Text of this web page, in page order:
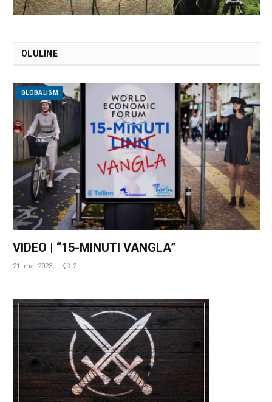
OLULINE
GLOBALISM
VIDEO | “15-MINUTI VANGLA”
21. mai 2023 2